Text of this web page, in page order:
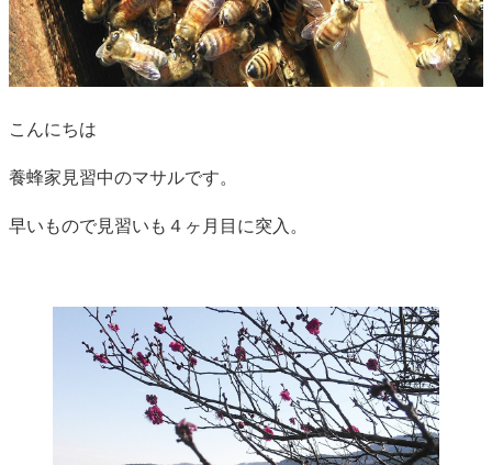
こんにちは
養蜂家見習中のマサルです。
早いもので見習いも４ヶ月目に突入。